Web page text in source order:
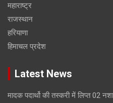
महाराष्ट्र
राजस्थान
हरियाणा
हिमाचल प्रदेश
Latest News
मादक पदार्थो की तस्करी में लिप्त 02